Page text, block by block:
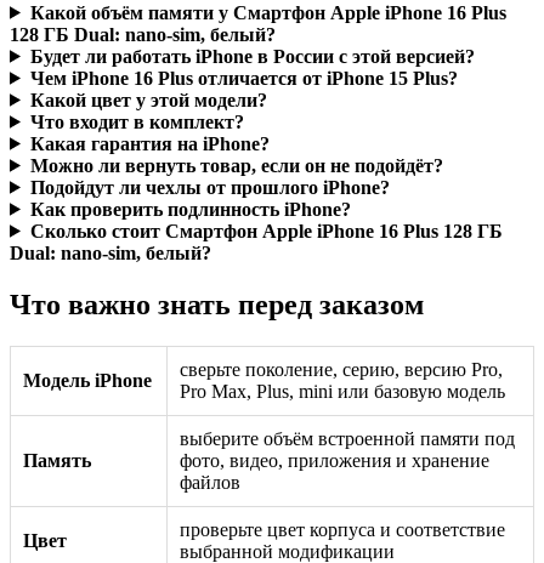
Какой объём памяти у Смартфон Apple iPhone 16 Plus
128 ГБ Dual: nano-sim, белый?
Будет ли работать iPhone в России с этой версией?
Чем iPhone 16 Plus отличается от iPhone 15 Plus?
Какой цвет у этой модели?
Что входит в комплект?
Какая гарантия на iPhone?
Можно ли вернуть товар, если он не подойдёт?
Подойдут ли чехлы от прошлого iPhone?
Как проверить подлинность iPhone?
Сколько стоит Смартфон Apple iPhone 16 Plus 128 ГБ
Dual: nano-sim, белый?
Что важно знать перед заказом
Модель iPhone
сверьте поколение, серию, версию Pro,
Pro Max, Plus, mini или базовую модель
Память
выберите объём встроенной памяти под
фото, видео, приложения и хранение
файлов
Цвет
проверьте цвет корпуса и соответствие
выбранной модификации